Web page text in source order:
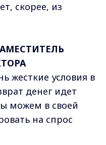
скорее, из
жесткие условия в
денег идет
можем в своей
на спрос